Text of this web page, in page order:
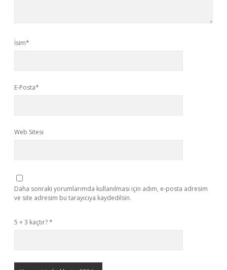
İsim*
E-Posta*
Web Sitesi
Daha sonraki yorumlarımda kullanılması için adım, e-posta adresim
ve site adresim bu tarayıcıya kaydedilsin.
5 + 3 kaçtır?*